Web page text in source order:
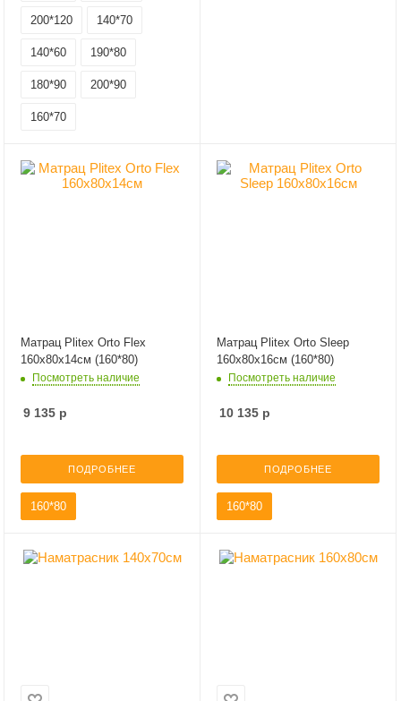
200*120 140*70
140*60 190*80
180*90 200*90
160*70
Матрац Plitex Orto Flex
160х80х14см (160*80)
Посмотреть наличие
9 135 р
ПОДРОБНЕЕ
160*80
Матрац Plitex Orto Sleep
160х80х16см (160*80)
Посмотреть наличие
10 135 р
ПОДРОБНЕЕ
160*80